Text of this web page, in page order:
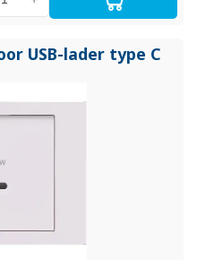
USB-lader type C